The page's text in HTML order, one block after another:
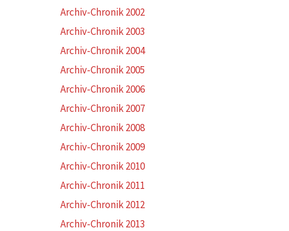
Archiv-Chronik 2002
Archiv-Chronik 2003
Archiv-Chronik 2004
Archiv-Chronik 2005
Archiv-Chronik 2006
Archiv-Chronik 2007
Archiv-Chronik 2008
Archiv-Chronik 2009
Archiv-Chronik 2010
Archiv-Chronik 2011
Archiv-Chronik 2012
Archiv-Chronik 2013